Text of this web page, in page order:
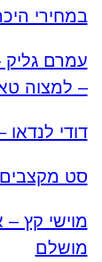
במחירי
עמרם
– למצוה
דודי
סט מקצבים
מוישי קץ –
מושלם